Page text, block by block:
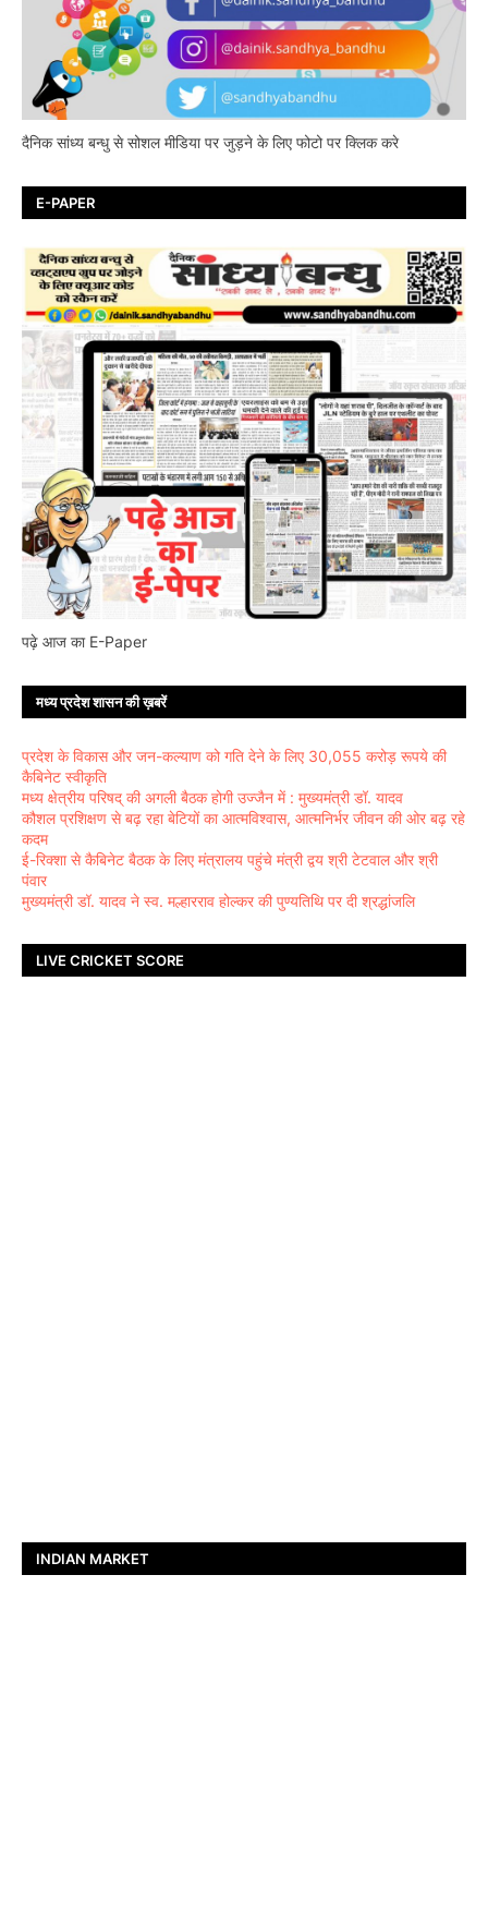
दैनिक सांध्य बन्धु से सोशल मीडिया पर जुड़ने के लिए फोटो पर क्लिक करे
E-PAPER
पढ़े आज का E-Paper
मध्य प्रदेश शासन की ख़बरें
प्रदेश के विकास और जन-कल्याण को गति देने के लिए 30,055 करोड़ रूपये की
कैबिनेट स्वीकृति
मध्य क्षेत्रीय परिषद् की अगली बैठक होगी उज्जैन में : मुख्यमंत्री डॉ. यादव
कौशल प्रशिक्षण से बढ़ रहा बेटियों का आत्मविश्वास, आत्मनिर्भर जीवन की ओर बढ़ रहे
कदम
ई-रिक्शा से कैबिनेट बैठक के लिए मंत्रालय पहुंचे मंत्री द्वय श्री टेटवाल और श्री
पंवार
मुख्यमंत्री डॉ. यादव ने स्व. मल्हारराव होल्कर की पुण्यतिथि पर दी श्रद्धांजलि
LIVE CRICKET SCORE
INDIAN MARKET